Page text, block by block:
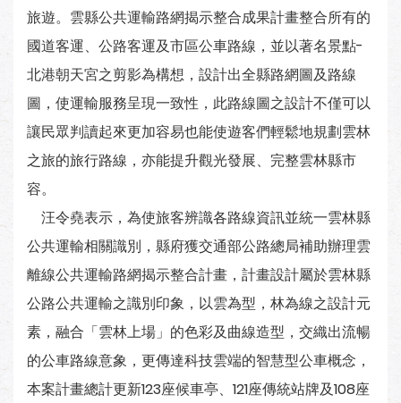
旅遊。雲縣公共運輸路網揭示整合成果計畫整合所有的
國道客運、公路客運及市區公車路線，並以著名景點-
北港朝天宮之剪影為構想，設計出全縣路網圖及路線
圖，使運輸服務呈現一致性，此路線圖之設計不僅可以
讓民眾判讀起來更加容易也能使遊客們輕鬆地規劃雲林
之旅的旅行路線，亦能提升觀光發展、完整雲林縣市
容。
汪令堯表示，為使旅客辨識各路線資訊並統一雲林縣
公共運輸相關識別，縣府獲交通部公路總局補助辦理雲
離線公共運輸路網揭示整合計畫，計畫設計屬於雲林縣
公路公共運輸之識別印象，以雲為型，林為線之設計元
素，融合「雲林上場」的色彩及曲線造型，交織出流暢
的公車路線意象，更傳達科技雲端的智慧型公車概念，
本案計畫總計更新123座候車亭、121座傳統站牌及108座